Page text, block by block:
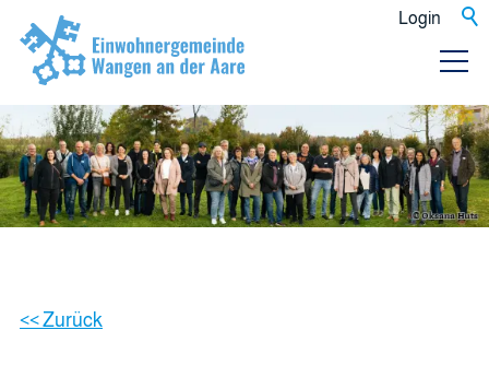
Login
<< Zurück